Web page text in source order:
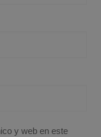
y web en este